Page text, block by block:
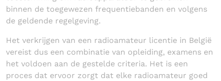
binnen de toegewezen frequentiebanden en volgens
de geldende regelgeving.
Het verkrijgen van een radioamateur licentie in België
vereist dus een combinatie van opleiding, examens en
het voldoen aan de gestelde criteria. Het is een
proces dat ervoor zorgt dat elke radioamateur goed